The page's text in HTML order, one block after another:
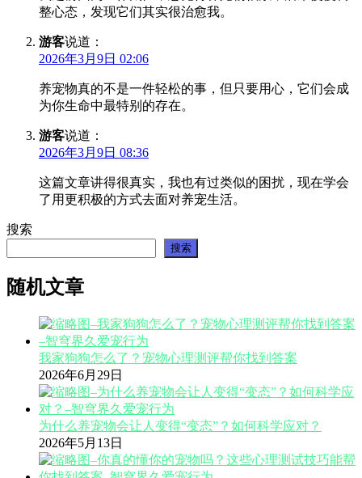
整心态，发现它们其实很治愈我。
游客说道：
2026年3月9日 02:06
养宠物真的不是一件轻松的事，但只要用心，它们会成
为你生命中最特别的存在。
游客说道：
2026年3月9日 08:36
这篇文章讲得很真实，我也有过类似的困扰，现在学会
了用更积极的方式去面对养宠生活。
搜索
搜索
随机文章
我家狗狗怎么了？宠物心理测评帮你找到答案
2026年6月29日
为什么养宠物会让人变得“变态”？如何科学应对？
2026年5月13日